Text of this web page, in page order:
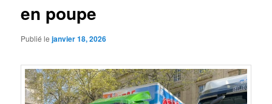
en poupe
Publié lejanvier 18, 2026